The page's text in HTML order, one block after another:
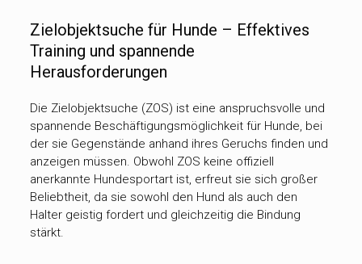
Zielobjektsuche für Hunde – Effektives
Training und spannende
Herausforderungen
Die Zielobjektsuche (ZOS) ist eine anspruchsvolle und
spannende Beschäftigungsmöglichkeit für Hunde, bei
der sie Gegenstände anhand ihres Geruchs finden und
anzeigen müssen. Obwohl ZOS keine offiziell
anerkannte Hundesportart ist, erfreut sie sich großer
Beliebtheit, da sie sowohl den Hund als auch den
Halter geistig fordert und gleichzeitig die Bindung
stärkt.